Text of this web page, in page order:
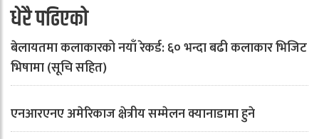
धेरै पढिएको
बेलायतमा कलाकारको नयाँ रेकर्ड: ६० भन्दा बढी कलाकार भिजिट
भिषामा (सूचि सहित)
एनआरएनए अमेरिकाज क्षेत्रीय सम्मेलन क्यानाडामा हुने